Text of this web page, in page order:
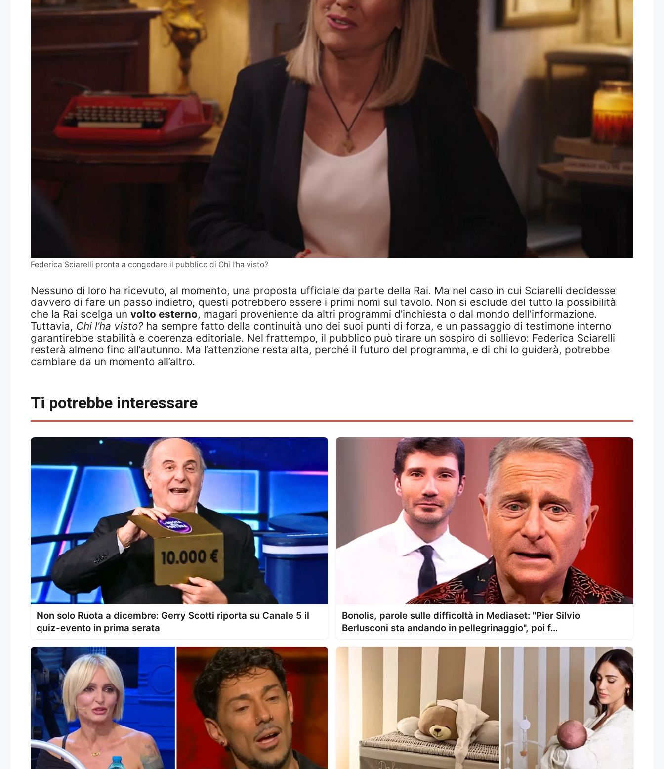
Federica Sciarelli pronta a congedare il pubblico di Chi l’ha visto?
Nessuno di loro ha ricevuto, al momento, una proposta ufficiale da parte della Rai. Ma nel caso in cui Sciarelli decidesse
davvero di fare un passo indietro, questi potrebbero essere i primi nomi sul tavolo. Non si esclude del tutto la possibilità
che la Rai scelga un volto esterno, magari proveniente da altri programmi d’inchiesta o dal mondo dell’informazione.
Tuttavia, Chi l’ha visto? ha sempre fatto della continuità uno dei suoi punti di forza, e un passaggio di testimone interno
garantirebbe stabilità e coerenza editoriale. Nel frattempo, il pubblico può tirare un sospiro di sollievo: Federica Sciarelli
resterà almeno fino all’autunno. Ma l’attenzione resta alta, perché il futuro del programma, e di chi lo guiderà, potrebbe
cambiare da un momento all’altro.
Ti potrebbe interessare
Non solo Ruota a dicembre: Gerry Scotti riporta su Canale 5 il
quiz-evento in prima serata
Bonolis, parole sulle difficoltà in Mediaset: "Pier Silvio
Berlusconi sta andando in pellegrinaggio", poi f...